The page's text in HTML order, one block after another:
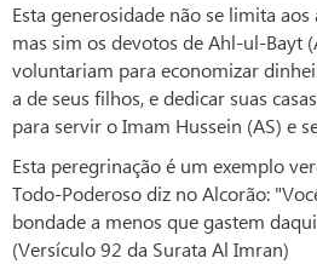
Esta generosidade não se limita
mas sim os devotos de Ahl-ul-Bayt
voluntariam para economizar
a de seus filhos, e dedicar suas
para servir o Imam Hussein (AS) e
Esta peregrinação é um exemplo
Todo-Poderoso diz no Alcorão:
bondade a menos que gastem
(Versículo 92 da Surata Al Imran)